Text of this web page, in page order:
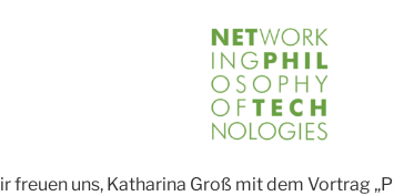
freuen uns, Katharina Groß mit dem Vortrag